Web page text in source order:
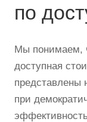
по
Мы понимаем,
доступная
представлены
при